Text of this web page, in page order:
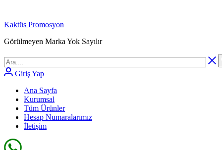
Kaktüs Promosyon
Görülmeyen Marka Yok Sayılır
Giriş Yap
Ana Sayfa
Kurumsal
Tüm Ürünler
Hesap Numaralarımız
İletişim